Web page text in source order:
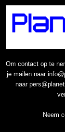
Om contact op te
je mailen naar
naar
Neem